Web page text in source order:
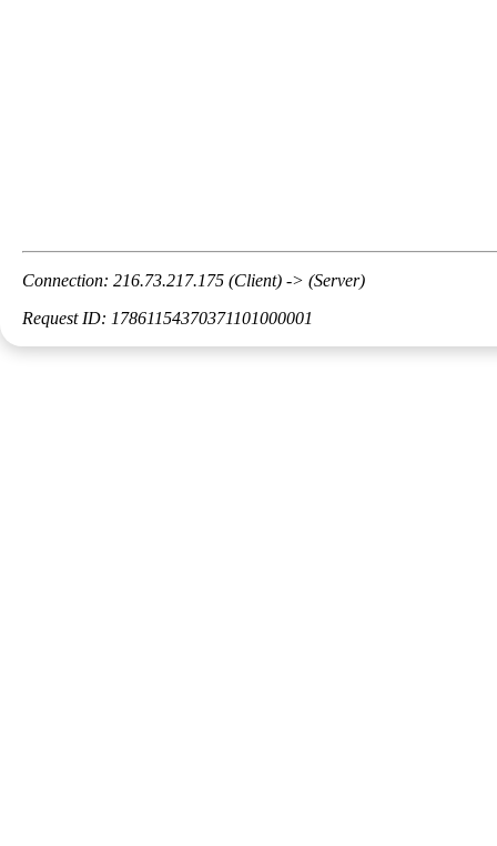
Connection: 216.73.217.175 (Client) -> (Server)
Request ID: 17861154370371101000001